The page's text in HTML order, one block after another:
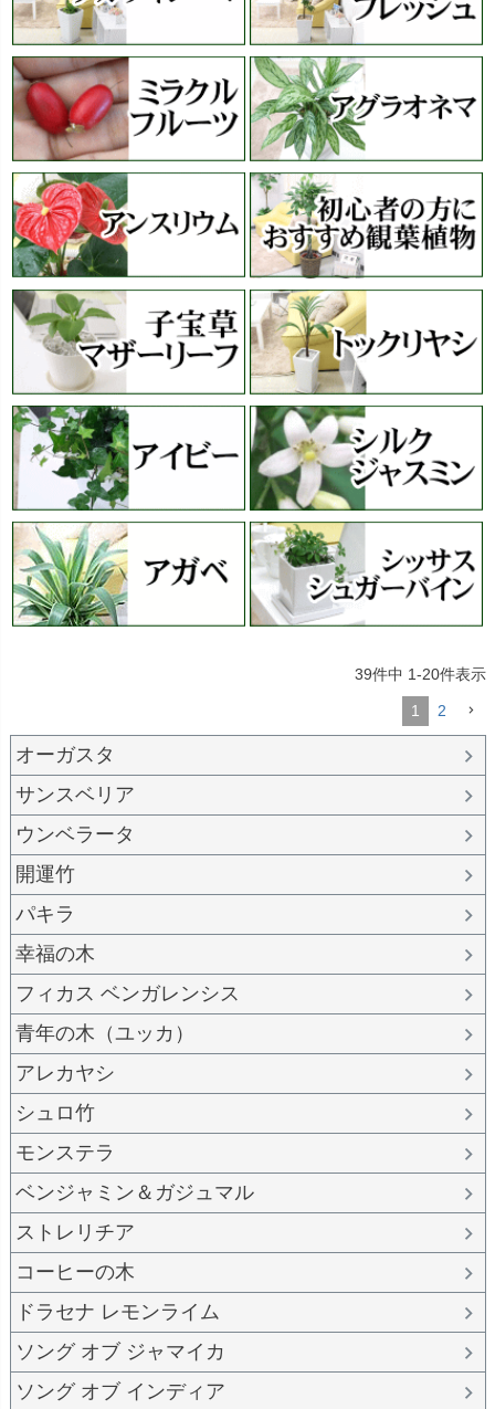
39件中 1-20件表示
1 2
オーガスタ
サンスベリア
ウンベラータ
開運竹
パキラ
幸福の木
フィカス ベンガレンシス
青年の木（ユッカ）
アレカヤシ
シュロ竹
モンステラ
ベンジャミン＆ガジュマル
ストレリチア
コーヒーの木
ドラセナ レモンライム
ソング オブ ジャマイカ
ソング オブ インディア